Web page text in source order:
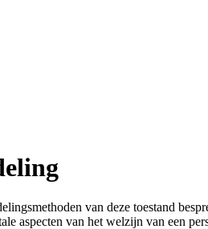
van deze toestand
aspecten van het welzijn van een